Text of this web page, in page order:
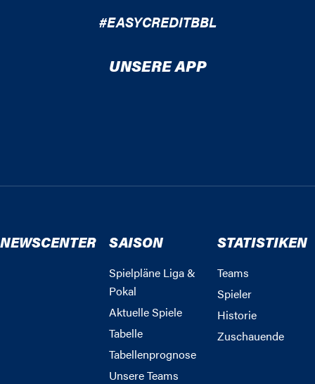
#EASYCREDITBBL
UNSERE APP
NEWSCENTER SAISON
Spielpläne Liga &
Pokal
Aktuelle Spiele
Tabelle
Tabellenprognose
Unsere Teams
STATISTIKEN
Teams
Spieler
Historie
Zuschauende